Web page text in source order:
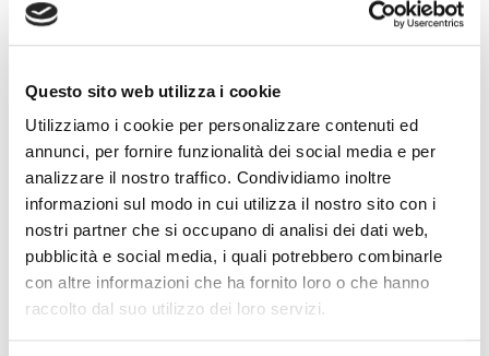
Questo sito web utilizza i cookie
Utilizziamo i cookie per personalizzare contenuti ed
annunci, per fornire funzionalità dei social media e per
analizzare il nostro traffico. Condividiamo inoltre
informazioni sul modo in cui utilizza il nostro sito con i
nostri partner che si occupano di analisi dei dati web,
pubblicità e social media, i quali potrebbero combinarle
con altre informazioni che ha fornito loro o che hanno
raccolto dal suo utilizzo dei loro servizi.
specializzazioni, tra operai e impiegati, tra società di servizi
e i tanti fornitori e artigiani che contribuiranno, con il loro
yacht davvero unico.
Il primo progetto attualmente in costruzione è il
Moonflower 72, un’imbarcazione in acciaio ed
alluminiosviluppata in collaborazione con lo studio
milanese Nauta Design.
Il varo è previsto nella
primavera 2025.